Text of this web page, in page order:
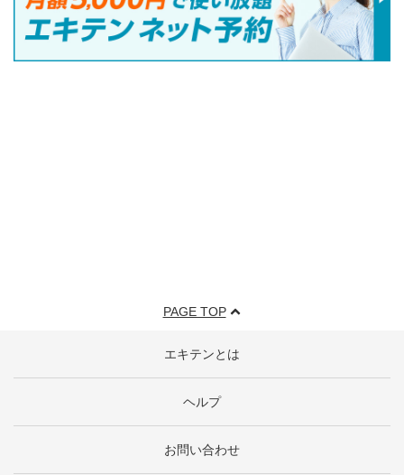
PAGE TOP
エキテンとは
ヘルプ
お問い合わせ